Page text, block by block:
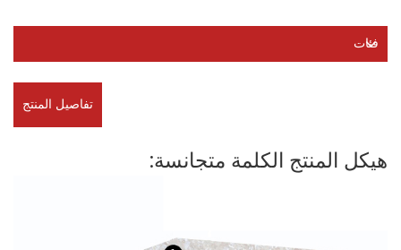
فئات
تفاصيل المنتج
هيكل المنتج الكلمة متجانسة: